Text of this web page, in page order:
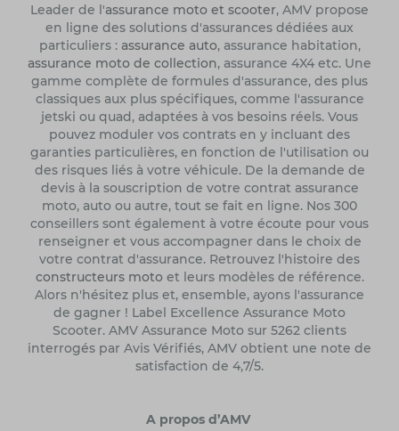
Leader de l'assurance moto et scooter, AMV propose
en ligne des solutions d'assurances dédiées aux
particuliers : assurance auto, assurance habitation,
assurance moto de collection, assurance 4X4 etc. Une
gamme complète de formules d'assurance, des plus
classiques aux plus spécifiques, comme l'assurance
jetski ou quad, adaptées à vos besoins réels. Vous
pouvez moduler vos contrats en y incluant des
garanties particulières, en fonction de l'utilisation ou
des risques liés à votre véhicule. De la demande de
devis à la souscription de votre contrat assurance
moto, auto ou autre, tout se fait en ligne. Nos 300
conseillers sont également à votre écoute pour vous
renseigner et vous accompagner dans le choix de
votre contrat d'assurance. Retrouvez l'histoire des
constructeurs motoet leurs modèles de référence.
Alors n'hésitez plus et, ensemble, ayons l'assurance
de gagner ! Label Excellence Assurance Moto
Scooter. AMV Assurance Moto sur 5262 clients
interrogés par Avis Vérifiés, AMV obtient une note de
satisfaction de 4,7/5.
A propos d’AMV